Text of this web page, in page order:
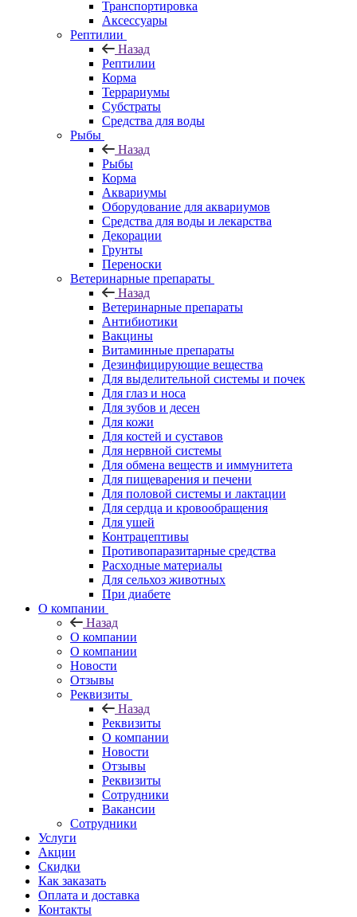
Транспортировка
Аксессуары
Рептилии
Назад
Рептилии
Корма
Террариумы
Субстраты
Средства для воды
Рыбы
Назад
Рыбы
Корма
Аквариумы
Оборудование для аквариумов
Средства для воды и лекарства
Декорации
Грунты
Переноски
Ветеринарные препараты
Назад
Ветеринарные препараты
Антибиотики
Вакцины
Витаминные препараты
Дезинфицирующие вещества
Для выделительной системы и почек
Для глаз и носа
Для зубов и десен
Для кожи
Для костей и суставов
Для нервной системы
Для обмена веществ и иммунитета
Для пищеварения и печени
Для половой системы и лактации
Для сердца и кровообращения
Для ушей
Контрацептивы
Противопаразитарные средства
Расходные материалы
Для сельхоз животных
При диабете
О компании
Назад
О компании
О компании
Новости
Отзывы
Реквизиты
Назад
Реквизиты
О компании
Новости
Отзывы
Реквизиты
Сотрудники
Вакансии
Сотрудники
Услуги
Акции
Скидки
Как заказать
Оплата и доставка
Контакты